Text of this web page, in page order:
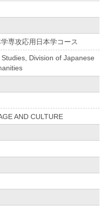
専攻応用日本学コース
Division of Japanese
AND CULTURE